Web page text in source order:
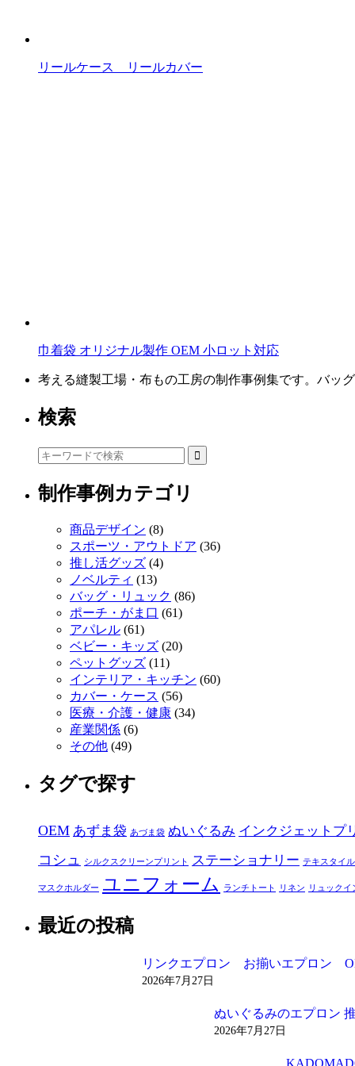
リールケース リールカバー
巾着袋 オリジナル製作 OEM 小ロット対応
考える縫製工場・布もの工房の制作事例集です。バッ
検索
制作事例カテゴリ
商品デザイン (8)
スポーツ・アウトドア (36)
推し活グッズ (4)
ノベルティ (13)
バッグ・リュック (86)
ポーチ・がま口 (61)
アパレル (61)
ベビー・キッズ (20)
ペットグッズ (11)
インテリア・キッチン (60)
カバー・ケース (56)
医療・介護・健康 (34)
産業関係 (6)
その他 (49)
タグで探す
OEM あずま袋 あづま袋 ぬいぐるみ インクジェットプ
コシュ
シルクスクリーンプリント ステーショナリー テキスタイ
マスクホルダー ユニフォーム ランチトート リネン リュックイ
最近の投稿
リンクエプロン お揃いエプロン
2026年7月27日
ぬいぐるみのエプロン
2026年7月27日